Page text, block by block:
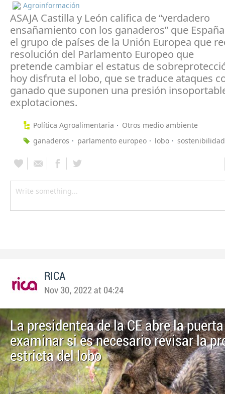
Agroinformación
ASAJA Castilla y León califica de “verdadero
ensañamiento con los ganaderos” que
el grupo de países de la Unión Europea que
resolución del Parlamento Europeo que
pretende cambiar el estatus de
hoy disfruta el lobo, que se traduce ataques
ganado que suponen una presión
explotaciones.
Política Agroalimentaria
Otros medio ambiente
ganaderos
parlamento europeo lobo sostenibilidad
RICA
Nov 30, 2022 at 04:24
La presidentea de la CE abre la
examinar si es necesario revisar la
estricta del lobo